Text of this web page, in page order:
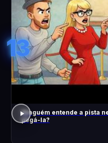
13
Ninguém entende a pista
pegá-la?